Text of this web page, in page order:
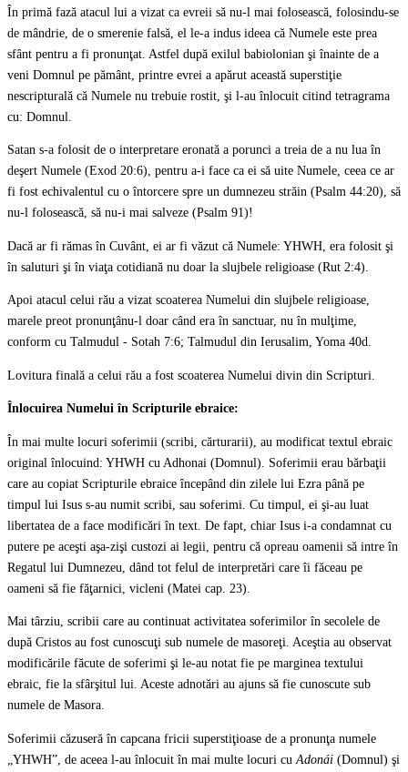
În primă fază atacul lui a vizat ca evreii să nu-l mai folosească, folosindu-se
de mândrie, de o smerenie falsă, el le-a indus ideea că Numele este prea
sfânt pentru a fi pronunţat. Astfel după exilul babiolonian şi înainte de a
veni Domnul pe pământ, printre evrei a apărut această superstiţie
nescripturală că Numele nu trebuie rostit, şi l-au înlocuit citind tetragrama
cu: Domnul.
Satan s-a folosit de o interpretare eronată a porunci a treia de a nu lua în
deşert Numele (Exod 20:6), pentru a-i face ca ei să uite Numele, ceea ce ar
fi fost echivalentul cu o întorcere spre un dumnezeu străin (Psalm 44:20), să
nu-l folosească, să nu-i mai salveze (Psalm 91)!
Dacă ar fi rămas în Cuvânt, ei ar fi văzut că Numele: YHWH, era folosit şi
în saluturi şi în viaţa cotidiană nu doar la slujbele religioase (Rut 2:4).
Apoi atacul celui rău a vizat scoaterea Numelui din slujbele religioase,
marele preot pronunţânu-l doar când era în sanctuar, nu în mulţime,
conform cu Talmudul - Sotah 7:6; Talmudul din Ierusalim, Yoma 40d.
Lovitura finală a celui rău a fost scoaterea Numelui divin din Scripturi.
Înlocuirea Numelui în Scripturile ebraice:
În mai multe locuri soferimii (scribi, cărturarii), au modificat textul ebraic
original înlocuind: YHWH cu Adhonai (Domnul). Soferimii erau bărbaţii
care au copiat Scripturile ebraice începând din zilele lui Ezra până pe
timpul lui Isus s-au numit scribi, sau soferimi. Cu timpul, ei şi-au luat
libertatea de a face modificări în text. De fapt, chiar Isus i-a condamnat cu
putere pe aceşti aşa-zişi custozi ai legii, pentru că opreau oamenii să intre în
Regatul lui Dumnezeu, dând tot felul de interpretări care îi făceau pe
oameni să fie făţarnici, vicleni (Matei cap. 23).
Mai târziu, scribii care au continuat activitatea soferimilor în secolele de
după Cristos au fost cunoscuţi sub numele de masoreţi. Aceştia au observat
modificările făcute de soferimi şi le-au notat fie pe marginea textului
ebraic, fie la sfârşitul lui. Aceste adnotări au ajuns să fie cunoscute sub
numele de Masora.
Soferimii căzuseră în capcana fricii superstiţioase de a pronunţa numele
„YHWH”, de aceea l-au înlocuit în mai multe locuri cu Adonái (Domnul) şi